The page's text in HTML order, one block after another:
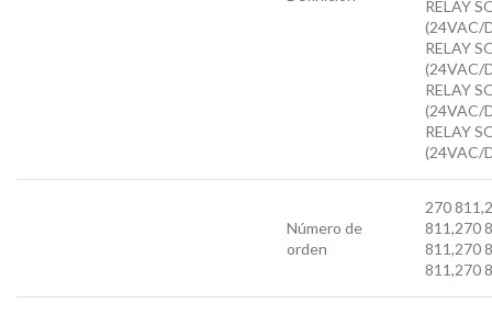
RELAY
(24VAC/
RELAY
(24VAC/
RELAY
(24VAC/
RELAY
(24VAC/
Número de
orden
270
811,270
811,270
811,270